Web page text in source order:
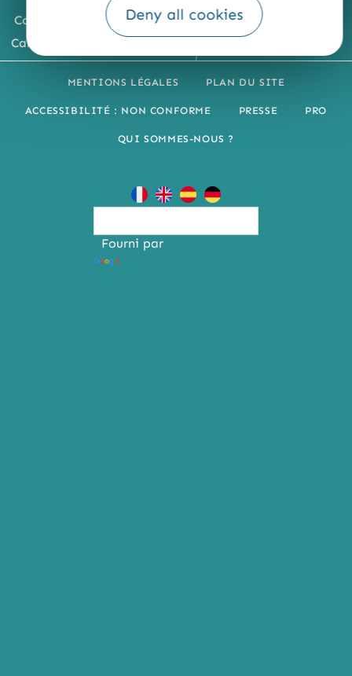
Deny all cookies
Comment venir ?
Carte du territoire
MENTIONS LÉGALES PLAN DU SITE
ACCESSIBILITÉ : NON CONFORME PRESSE PRO
QUI SOMMES-NOUS ?
Fourni par